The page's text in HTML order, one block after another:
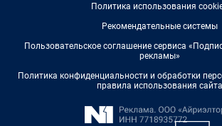
Политика использования
Рекомендательные системы
Пользовательское соглашение сервиса
рекламы»
Политика конфиденциальности и обработки
правила использования сайта